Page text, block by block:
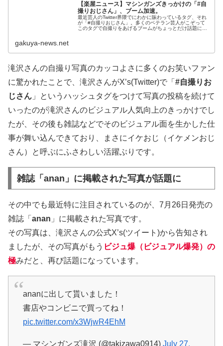
【楽屋ニュース】マシンガンズきっかけの「#自
撮りおじさん」、ブーム加速。
最近芸人のTwitter界隈でにわかに賑わっているタグ、それ
が「#自撮りおじさん」。多くのベテラン芸人がこぞって
このタグで自撮りをあげるブームがちょっとだけ話題にな
gakuya-news.net
滝沢さんの自撮り写真のカッコよさに多くのお笑いファン
に驚かれたことで、滝沢さんがX’s(Twitter)で「 #自撮りお
じさん 」というハッシュタグをつけて写真の投稿を続けて
いったのが滝沢さんのビジュアル人気向上のきっかけでし
たが、その後も雑誌などでそのビジュアル面を生かした仕
事が舞い込んできており、まさにイケおじ（イケメンおじ
さん）と呼ぶにふさわしい活躍ぶりです。
雑誌「anan」に掲載された写真が話題に
その中でも最近特に注目されているのが、7月26日発売の
雑誌「 anan 」に掲載された写真です。
その写真は、滝沢さんの公式X’s(ツイート)から告知され
ましたが、その写真がもう ビジュ爆（ビジュアル爆発）の
極みだと、再び話題になっています。
ananに出して貰いました！
書店やコンビニで買ってね！
pic.twitter.com/x3WjwR4EhM
— マシンガンズ滝沢 (@takizawa0914) July 27,